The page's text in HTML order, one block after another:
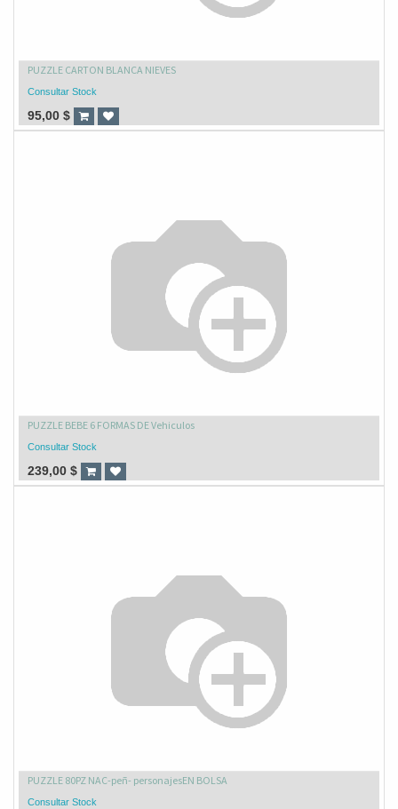
PUZZLE CARTON BLANCA NIEVES
Consultar Stock
95,00 $
PUZZLE BEBE 6 FORMAS DE Vehiculos
Consultar Stock
239,00 $
PUZZLE 80PZ NAC-peñ- personajesEN BOLSA
Consultar Stock